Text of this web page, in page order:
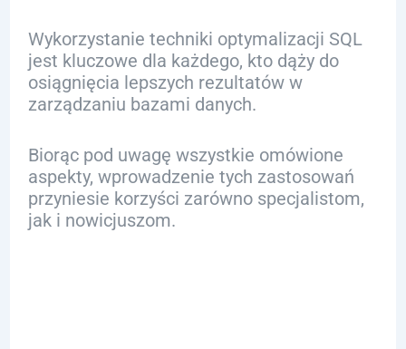
Wykorzystanie techniki optymalizacji SQL
jest kluczowe dla każdego, kto dąży do
osiągnięcia lepszych rezultatów w
zarządzaniu bazami danych.
Biorąc pod uwagę wszystkie omówione
aspekty, wprowadzenie tych zastosowań
przyniesie korzyści zarówno specjalistom,
jak i nowicjuszom.